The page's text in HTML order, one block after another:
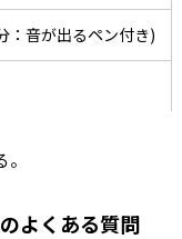
：音が出るペン付き)
よくある質問